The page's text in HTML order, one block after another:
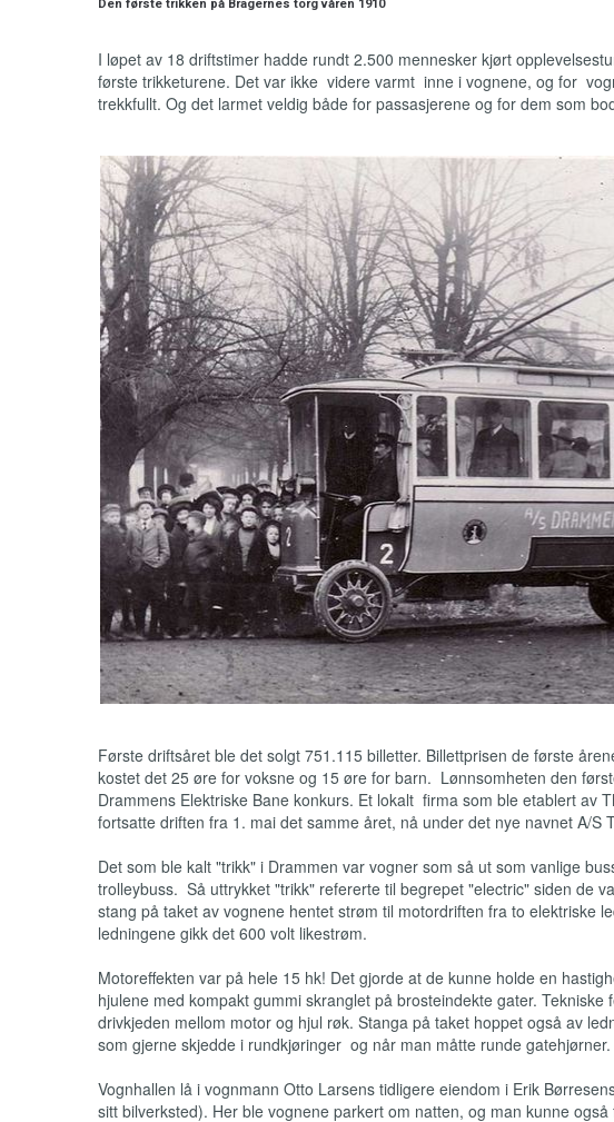
Den første trikken på Bragernes torg våren 1910
I løpet av 18 driftstimer hadde rundt 2.500 mennesker kjørt
første trikketurene. Det var ikke videre varmt inne i vognene, og for
trekkfullt. Og det larmet veldig både for passasjerene og for dem som
Første driftsåret ble det solgt 751.115 billetter. Billettprisen de første
kostet det 25 øre for voksne og 15 øre for barn. Lønnsomheten den
Drammens Elektriske Bane konkurs. Et lokalt firma som ble etablert av
fortsatte driften fra 1. mai det samme året, nå under det nye navnet A/S
Det som ble kalt "trikk" i Drammen var vogner som så ut som vanlige
trolleybuss. Så uttrykket "trikk" refererte til begrepet "electric" siden de
stang på taket av vognene hentet strøm til motordriften fra to elektriske
ledningene gikk det 600 volt likestrøm.
Motoreffekten var på hele 15 hk! Det gjorde at de kunne holde en
hjulene med kompakt gummi skranglet på brosteindekte gater.
drivkjeden mellom motor og hjul røk. Stanga på taket hoppet også av
som gjerne skjedde i rundkjøringer og når man måtte runde gatehjørner.
Vognhallen lå i vognmann Otto Larsens tidligere eiendom i Erik
sitt bilverksted). Her ble vognene parkert om natten, og man kunne